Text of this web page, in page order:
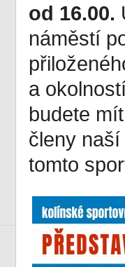
od 16.00.
náměstí
a
budete
členy
tomto